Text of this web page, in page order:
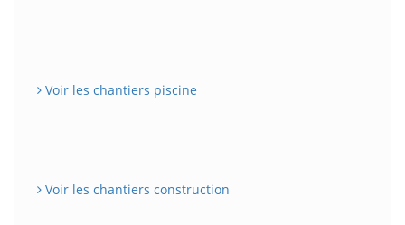
Voir les chantiers piscine
Voir les chantiers construction